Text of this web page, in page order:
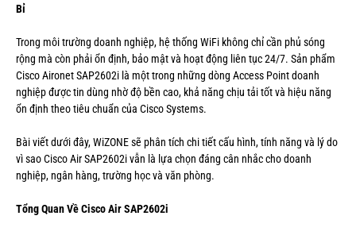
Bỉ
Trong môi trường doanh nghiệp, hệ thống WiFi không chỉ cần phủ sóng
rộng mà còn phải ổn định, bảo mật và hoạt động liên tục 24/7. Sản phẩm
Cisco Aironet SAP2602i là một trong những dòng Access Point doanh
nghiệp được tin dùng nhờ độ bền cao, khả năng chịu tải tốt và hiệu năng
ổn định theo tiêu chuẩn của Cisco Systems.
Bài viết dưới đây, WiZONE sẽ phân tích chi tiết cấu hình, tính năng và lý do
vì sao Cisco Air SAP2602i vẫn là lựa chọn đáng cân nhắc cho doanh
nghiệp, ngân hàng, trường học và văn phòng.
Tổng Quan Về Cisco Air SAP2602i